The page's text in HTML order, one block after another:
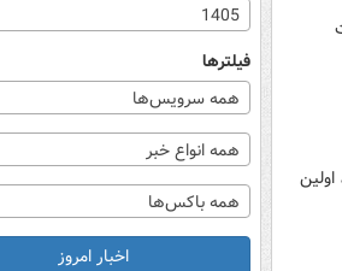
اولین
1405
فیلترها
همه سرویس‌ها
همه انواع خبر
همه باکس‌ها
اخبار امروز